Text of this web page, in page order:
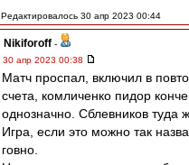
Редактировалось 30 апр 2023 00:44
Nikiforoff -
30 апр 2023 00:38
Матч проспал, включил в
счета, комличенко пидор
однозначно. Сблевников туда
Игра, если это можно так
говно.